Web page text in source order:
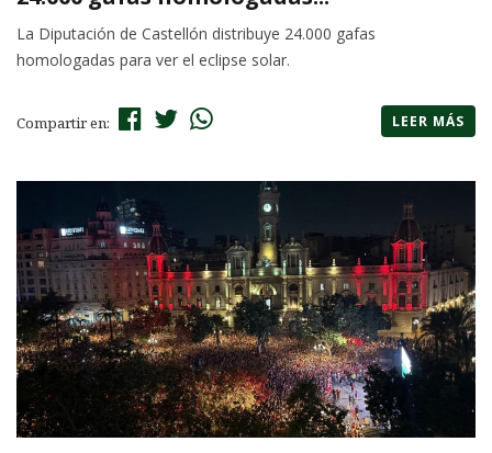
La Diputación de Castellón distribuye 24.000 gafas
homologadas para ver el eclipse solar.
Compartir en: LEER MÁS